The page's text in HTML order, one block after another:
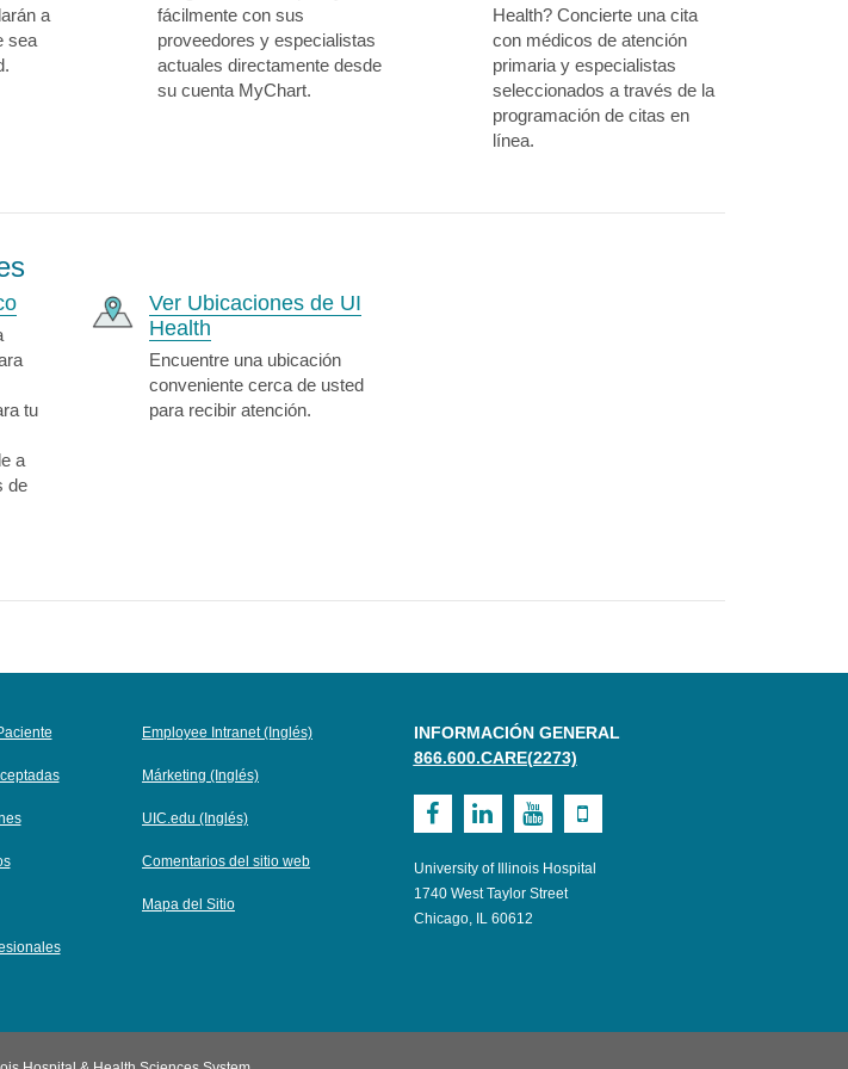
a
sea
fácilmente con sus
proveedores y especialistas
actuales directamente desde
su cuenta MyChart.
Health? Concierte una cita
con médicos de atención
primaria y especialistas
seleccionados a través de la
programación de citas en
línea.
tu
a
de
Ver Ubicaciones de UI
Health
Encuentre una ubicación
conveniente cerca de usted
para recibir atención.
Employee Intranet (Inglés)
Márketing (Inglés)
UIC.edu (Inglés)
Comentarios del sitio web
Mapa del Sitio
INFORMACIÓN GENERAL
866.600.CARE(2273)
Visit
Health
on
Visit
Health
on
Visit
Health
Visit
University of Illinois Hospital
1740 West Taylor Street
Chicago, IL 60612